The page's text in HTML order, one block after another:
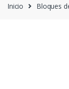
Inicio Bloques